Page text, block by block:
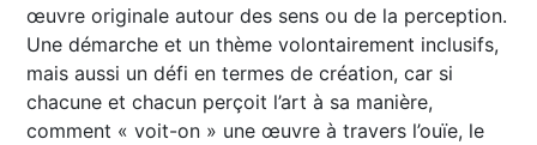
œuvre originale autour des sens ou de la perception.
Une démarche et un thème volontairement inclusifs,
mais aussi un défi en termes de création, car si
chacune et chacun perçoit l’art à sa manière,
comment « voit-on » une œuvre à travers l’ouïe, le